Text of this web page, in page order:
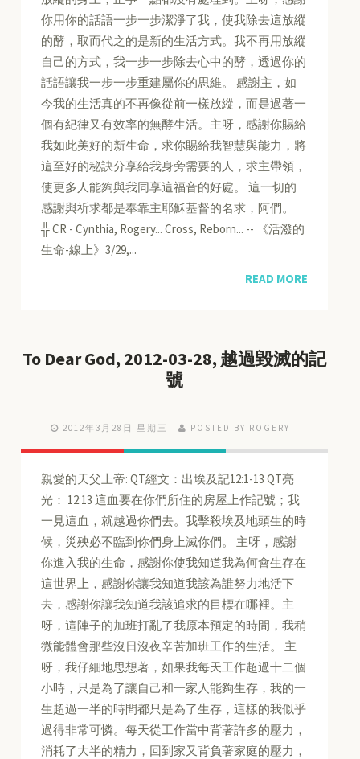
你用你的話語一步一步潔淨了我，使我除去這放縱
的酵，取而代之的是新的生活方式。我不再用放縱
自己的方式，我一步一步除去心中的酵，透過你的
話語讓我一步一步重建屬你的思維。 感謝主，如
今我的生活真的不再像從前一樣放縱，而是過著一
個有紀律又有效率的無酵生活。主呀，感謝你賜給
我如此美好的新生命，求你賜給我智慧與能力，將
這至好的秘訣分享給我身旁需要的人，求主帶領，
使更多人能夠與我同享這福音的好處。 這一切的
感謝與祈求都是奉靠主耶穌基督的名求，阿們。
╬ CR - Cynthia, Rogery... Cross, Reborn... -- 《活潑的
生命-線上》3/29,...
READ MORE
To Dear God, 2012-03-28, 越過毀滅的記
號
2012年3月28日 星期三 POSTED BY ROGERY
親愛的天父上帝: QT經文：出埃及記12:1-13 QT亮
光： 12:13 這血要在你們所住的房屋上作記號；我
一見這血，就越過你們去。我擊殺埃及地頭生的時
候，災殃必不臨到你們身上滅你們。 主呀，感謝
你進入我的生命，感謝你使我知道我為何會生存在
這世界上，感謝你讓我知道我該為誰努力地活下
去，感謝你讓我知道我該追求的目標在哪裡。主
呀，這陣子的加班打亂了我原本預定的時間，我稍
微能體會那些沒日沒夜辛苦加班工作的生活。 主
呀，我仔細地思想著，如果我每天工作超過十二個
小時，只是為了讓自己和一家人能夠生存，我的一
生超過一半的時間都只是為了生存，這樣的我似乎
過得非常可憐。每天從工作當中背著許多的壓力，
消耗了大半的精力，回到家又背負著家庭的壓力，